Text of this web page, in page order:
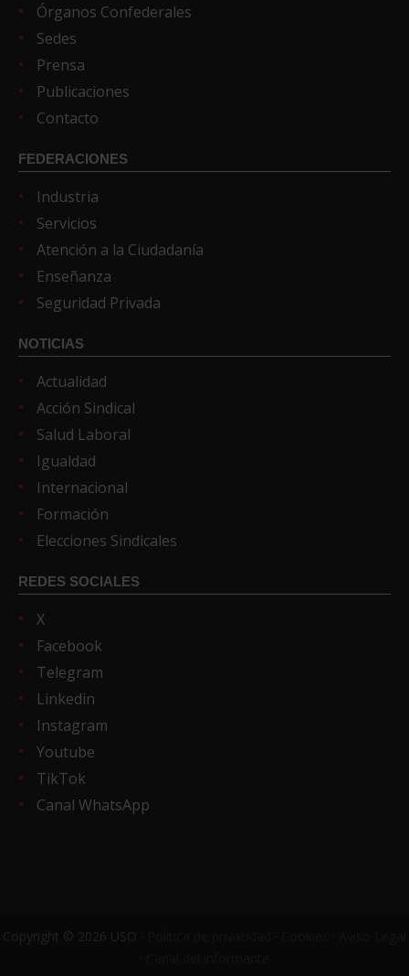
Órganos Confederales
Sedes
Prensa
Publicaciones
Contacto
FEDERACIONES
Industria
Servicios
Atención a la Ciudadanía
Enseñanza
Seguridad Privada
NOTICIAS
Actualidad
Acción Sindical
Salud Laboral
Igualdad
Internacional
Formación
Elecciones Sindicales
REDES SOCIALES
X
Facebook
Telegram
Linkedin
Instagram
Youtube
TikTok
Canal WhatsApp
Copyright © 2026 USO ·